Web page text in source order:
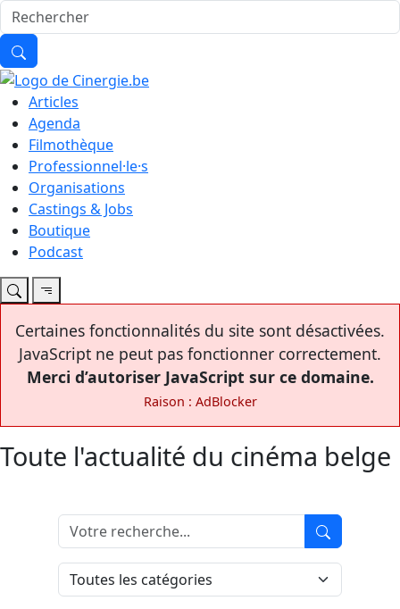
Articles
Agenda
Filmothèque
Professionnel·le·s
Organisations
Castings & Jobs
Boutique
Podcast
Certaines fonctionnalités du site sont désactivées.
JavaScript ne peut pas fonctionner correctement.
Merci d’autoriser JavaScript sur ce domaine.
Raison : AdBlocker
Toute l'actualité du cinéma belge